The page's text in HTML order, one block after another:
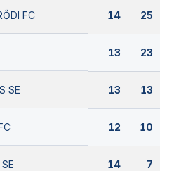
FC 14 25
13 23
SE 13 13
12 10
14 7